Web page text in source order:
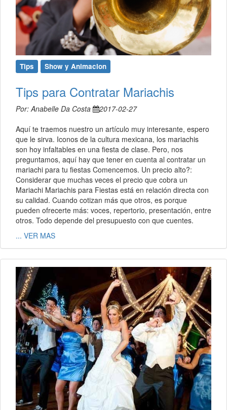
Tips Show y Animacion
Tips para Contratar Mariachis
Por: Anabelle Da Costa
2017-02-27
Aquí te traemos nuestro un artículo muy interesante, espero
que le sirva. Iconos de la cultura mexicana, los mariachis
son hoy infaltables en una fiesta de clase. Pero, nos
preguntamos, aquí hay que tener en cuenta al contratar un
mariachi para tu fiestas Comencemos. Un precio alto?:
Considerar que muchas veces el precio que cobra un
Mariachi Mariachis para Fiestas está en relación directa con
su calidad. Cuando cotizan más que otros, es porque
pueden ofrecerte más: voces, repertorio, presentación, entre
otros. Todo depende del presupuesto con que cuentes.
... VER MAS